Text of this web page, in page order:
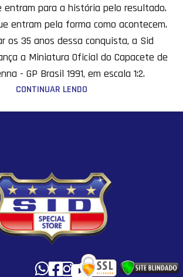
entram para a história pelo resultado.
entram pela forma como acontecem.
os 35 anos dessa conquista, a Sid
a Miniatura Oficial do Capacete de
- GP Brasil 1991, em escala 1:2.
CONTINUAR LENDO